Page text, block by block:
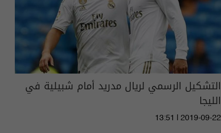
التشكيل الرسمي لريال مدريد أمام شبيلية في
الليجا
13:51 | 2019-09-22